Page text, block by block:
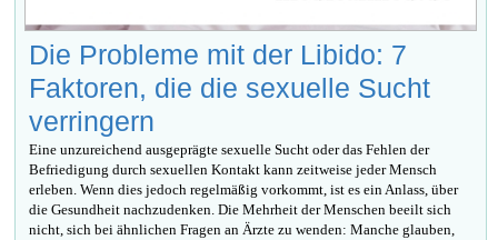
Die Probleme mit der Libido: 7
Faktoren, die die sexuelle Sucht
verringern
Eine unzureichend ausgeprägte sexuelle Sucht oder das Fehlen der
Befriedigung durch sexuellen Kontakt kann zeitweise jeder Mensch
erleben. Wenn dies jedoch regelmäßig vorkommt, ist es ein Anlass, über
die Gesundheit nachzudenken. Die Mehrheit der Menschen beeilt sich
nicht, sich bei ähnlichen Fragen an Ärzte zu wenden: Manche glauben,